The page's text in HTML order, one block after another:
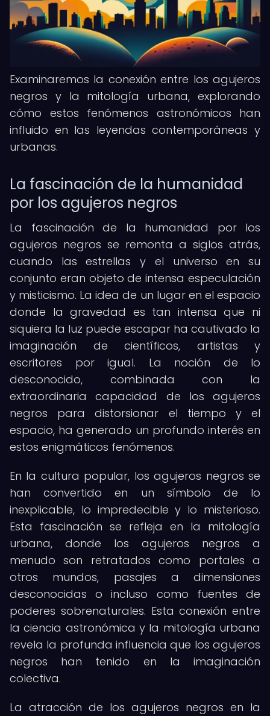
Examinaremos la conexión entre los agujeros
negros y la mitología urbana, explorando
cómo estos fenómenos astronómicos han
influido en las leyendas contemporáneas y
urbanas.
La fascinación de la humanidad
por los agujeros negros
La fascinación de la humanidad por los
agujeros negros se remonta a siglos atrás,
cuando las estrellas y el universo en su
conjunto eran objeto de intensa especulación
y misticismo. La idea de un lugar en el espacio
donde la gravedad es tan intensa que ni
siquiera la luz puede escapar ha cautivado la
imaginación de científicos, artistas y
escritores por igual. La noción de lo
desconocido, combinada con la
extraordinaria capacidad de los agujeros
negros para distorsionar el tiempo y el
espacio, ha generado un profundo interés en
estos enigmáticos fenómenos.
En la cultura popular, los agujeros negros se
han convertido en un símbolo de lo
inexplicable, lo impredecible y lo misterioso.
Esta fascinación se refleja en la mitología
urbana, donde los agujeros negros a
menudo son retratados como portales a
otros mundos, pasajes a dimensiones
desconocidas o incluso como fuentes de
poderes sobrenaturales. Esta conexión entre
la ciencia astronómica y la mitología urbana
revela la profunda influencia que los agujeros
negros han tenido en la imaginación
colectiva.
La atracción de los agujeros negros en la